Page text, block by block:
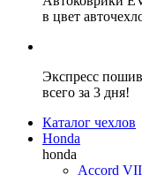
в цвет
Экспресс пошив
всего за 3 дня!
Каталог чехлов
Honda
honda
Accord VII